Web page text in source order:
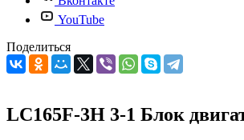
YouTube
Поделиться
LC165F-3H 3-1 Блок